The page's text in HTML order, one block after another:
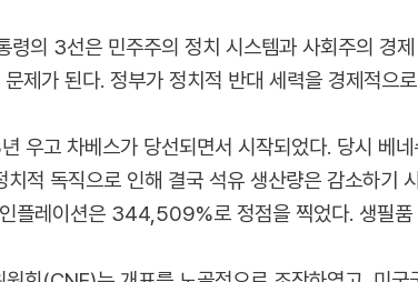
령의 3선은 민주주의 정치 시스템과 사회주의 경
제가 된다. 정부가 정치적 반대 세력을 경제적으
우고 차베스가 당선되면서 시작되었다. 당시 베
적 독직으로 인해 결국 석유 생산량은 감소하기
플레이션은 344,509%로 정점을 찍었다. 생필